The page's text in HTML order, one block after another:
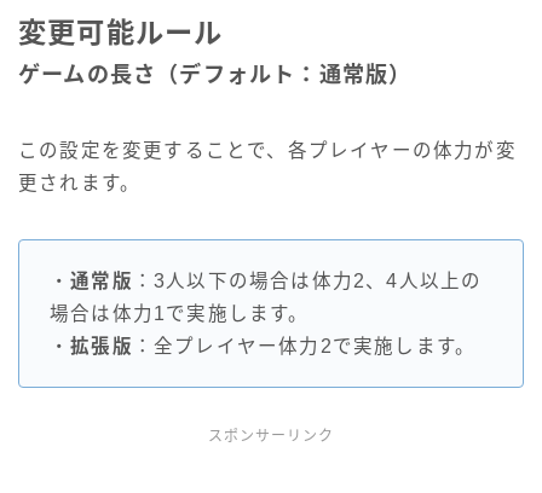
変更可能ルール
ゲームの長さ（デフォルト：通常版）
この設定を変更することで、各プレイヤーの体力が変
更されます。
・通常版 ：3人以下の場合は体力2、4人以上の
場合は体力1で実施します。
・拡張版 ：全プレイヤー体力2で実施します。
スポンサーリンク